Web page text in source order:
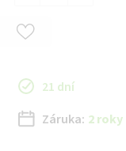
21 dní
Záruka: 2 roky